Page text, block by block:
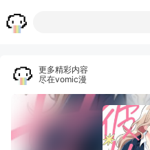
更多精彩内容
尽在vomic漫